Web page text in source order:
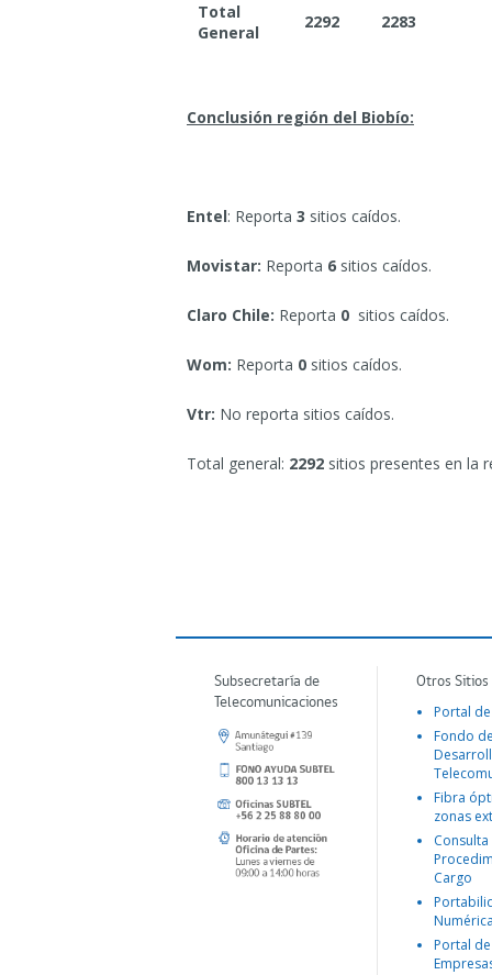
Total
General
2292 2283
Conclusión región del Biobío:
Entel: Reporta 3 sitios caídos.
Movistar: Reporta 6 sitios caídos.
Claro Chile: Reporta 0 sitios caídos.
Wom: Reporta 0 sitios caídos.
Vtr: No reporta sitios caídos.
Total general: 2292 sitios presentes en la
Subsecretaría de
Telecomunicaciones
Otros
Portal
Fondo
Fibra
zonas
Consulta
Cargo
Portal